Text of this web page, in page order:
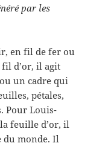
par les
en fil de fer ou
d’or, il agit
un cadre qui
pétales,
Pour Louis-
feuille d’or, il
du monde. Il